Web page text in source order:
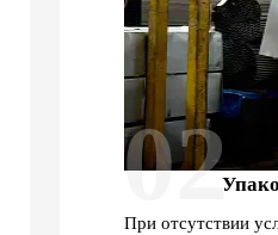
02
При отсутствии